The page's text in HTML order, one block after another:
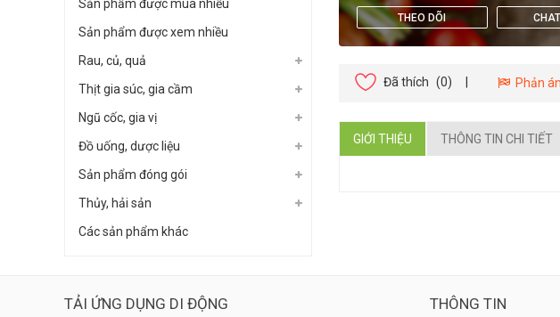
Sản phẩm được mua nhiều
Sản phẩm được xem nhiều
Rau, củ, quả
Thịt gia súc, gia cầm
Ngũ cốc, gia vị
Đồ uống, dược liệu
Sản phẩm đóng gói
Thủy, hải sản
Các sản phẩm khác
THEO DÕI
Đã thích (0) Phản
GIỚI THIỆU THÔNG TIN CHI TIẾT
TẢI ỨNG DỤNG DI ĐỘNG THÔNG TIN